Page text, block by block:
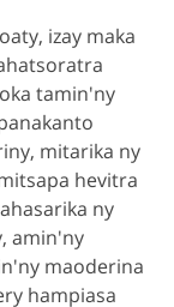
izay maka
tamin'ny
mitarika ny
hevitra
ny
amin'ny
maoderina
hampiasa